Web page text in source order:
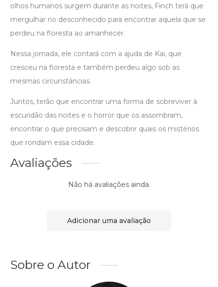
olhos humanos surgem durante as noites, Finch terá que
mergulhar no desconhecido para encontrar aquela que se
perdeu na floresta ao amanhecer.
Nessa jornada, ele contará com a ajuda de Kai, que
cresceu na floresta e também perdeu algo sob as
mesmas circunstâncias.
Juntos, terão que encontrar uma forma de sobreviver à
escuridão das noites e o horror que os assombram,
encontrar o que precisam e descobrir quais os mistérios
que rondam essa cidade.
Avaliações
Não há avaliações ainda.
Adicionar uma avaliação
Sobre o Autor